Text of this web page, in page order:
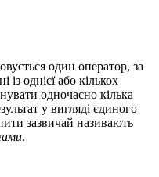
один оператор, за
однієї або кількох
одночасно кілька
у вигляді єдиного
зазвичай називають
.